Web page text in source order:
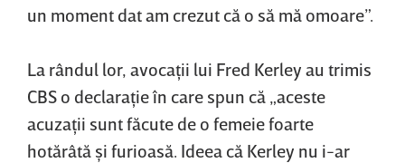
un moment dat am crezut că o să mă omoare”.
La rândul lor, avocaţii lui Fred Kerley au trimis
CBS o declaraţie în care spun că „aceste
acuzaţii sunt făcute de o femeie foarte
hotărâtă şi furioasă. Ideea că Kerley nu i-ar